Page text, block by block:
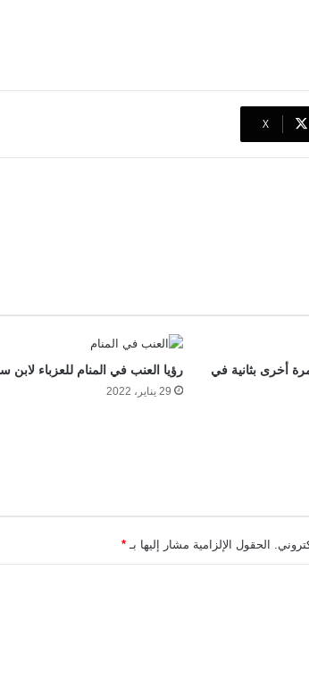
‫X
أخرى بثانية في
رؤيا العنب في المنام للعزباء لابن
29 يناير، 2022
الحقول الإلزامية مشار إليها بـ *